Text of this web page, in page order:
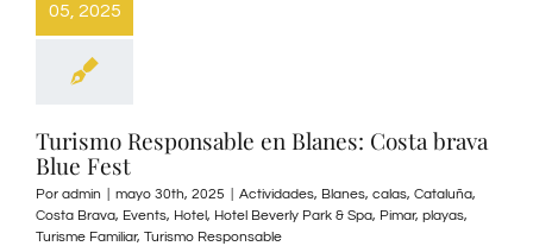
05, 2025
Turismo Responsable en Blanes: Costa brava
Blue Fest
Por admin mayo 30th, 2025 Actividades, Blanes, calas, Cataluña,
Costa Brava, Events, Hotel, Hotel Beverly Park & Spa, Pimar, playas,
Turisme Familiar, Turismo Responsable